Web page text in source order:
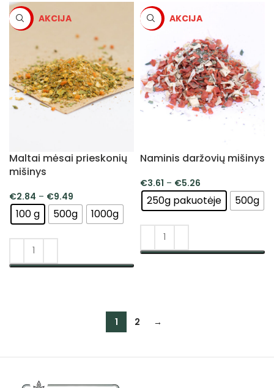
-5%
Maltai mėsai prieskonių
mišinys
€2.84 – €9.49
100 g 500g 1000g
-5%
Naminis daržovių mišinys
€3.61 – €5.26
250g pakuotėje 500g
1 2 →